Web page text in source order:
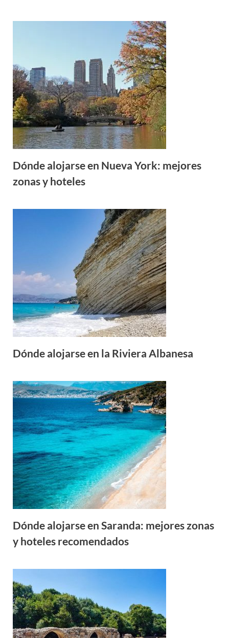
Dónde alojarse en Nueva York: mejores
zonas y hoteles
Dónde alojarse en la Riviera Albanesa
Dónde alojarse en Saranda: mejores zonas
y hoteles recomendados